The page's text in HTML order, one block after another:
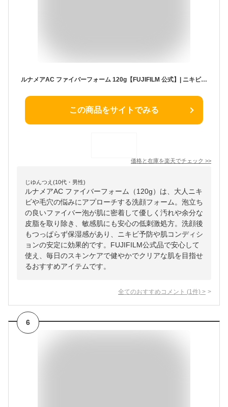
ルナメアAC ファイバーフォーム 120g【FUJIFILM 公式】| ニキビ ニキビケア アクネケア 大人ニキビ にきび スキンケア 洗顔 洗顔料 洗顔フォーム 毛穴 泡洗顔 泡洗顔料 敏感肌 洗顔石鹸 洗顔石けん 石けん 石鹸 せっけん 毛穴ケア 保湿 コスメ 化粧品 基礎化粧品
この商品をサイトでみる
価格と在庫を楽天でチェック >>
じゆんつえ(10代・男性)
ルナメアAC ファイバーフォーム（120g）は、大人ニキ
ビや毛穴の悩みにアプローチする洗顔フォーム。泡立ち
の良いファイバー泡が肌に密着して優しく汚れや余分な
皮脂を取り除き、敏感肌にも安心の低刺激処方。洗顔後
もつっぱらず保湿感があり、ニキビ予防や肌コンディシ
ョンの安定に効果的です。FUJIFILM公式品で安心して
使え、毎日のスキンケアで健やかでクリアな肌を目指せ
るおすすめアイテムです。
全てのおすすめコメント (1 件) >
6